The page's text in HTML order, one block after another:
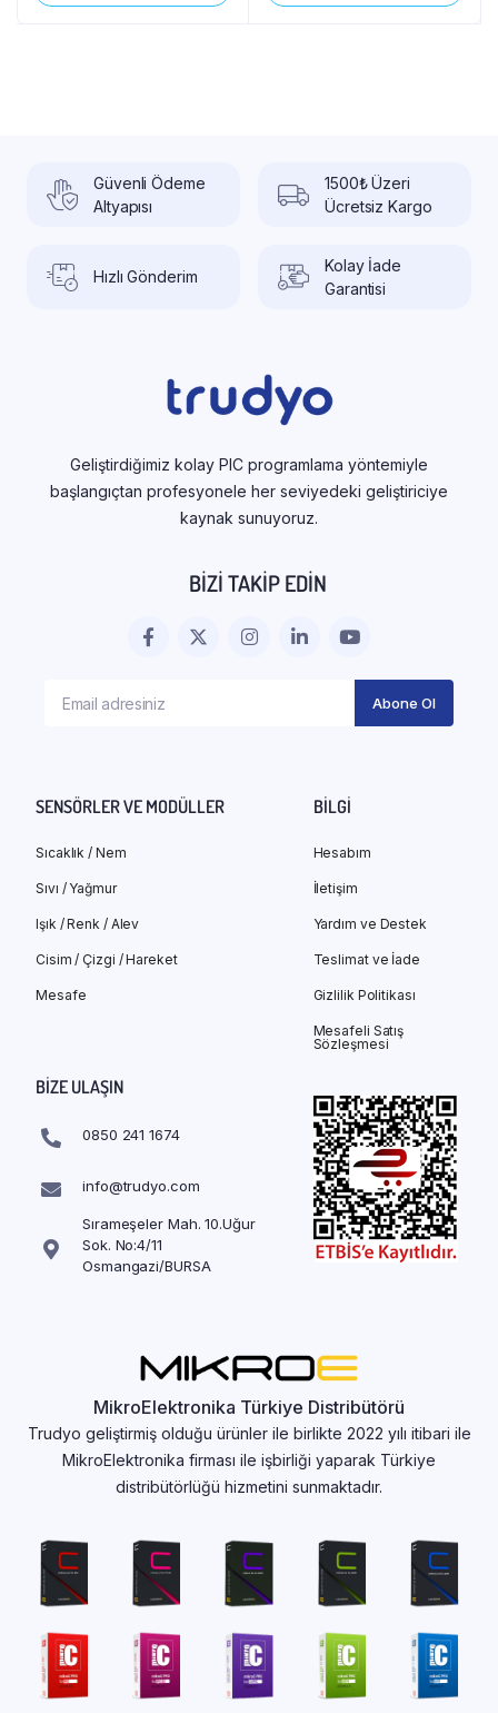
Güvenli Ödeme
Altyapısı
1500₺ Üzeri
Ücretsiz Kargo
Hızlı Gönderim
Kolay İade
Garantisi
Geliştirdiğimiz kolay PIC programlama yöntemiyle
başlangıçtan profesyonele her seviyedeki geliştiriciye
kaynak sunuyoruz.
BIZI TAKIP EDIN
SENSÖRLER VE MODÜLLER
Sıcaklık / Nem
Sıvı / Yağmur
Işık / Renk / Alev
Cisim / Çizgi / Hareket
Mesafe
BILGI
Hesabım
İletişim
Yardım ve Destek
Teslimat ve İade
Gizlilik Politikası
Mesafeli Satış
Sözleşmesi
BIZE ULAŞIN
0850 241 1674
info@trudyo.com
Sırameşeler Mah. 10.Uğur
Sok. No:4/11
Osmangazi/BURSA
MikroElektronika Türkiye Distribütörü
Trudyo geliştirmiş olduğu ürünler ile birlikte 2022 yılı itibari ile
MikroElektronika firması ile işbirliği yaparak Türkiye
distribütörlüğü hizmetini sunmaktadır.